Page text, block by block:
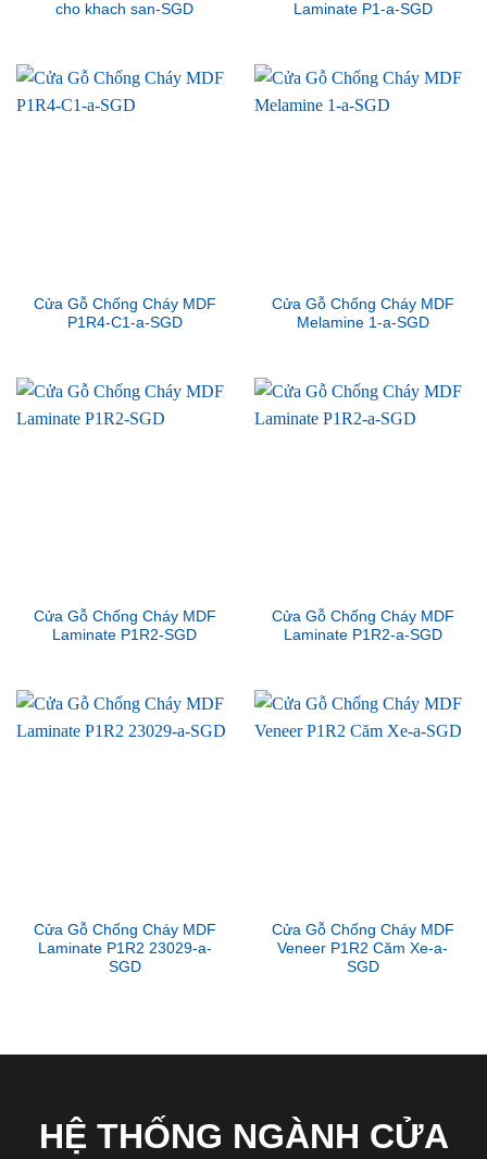
cho khach san-SGD Laminate P1-a-SGD
Cửa Gỗ Chống Cháy MDF
P1R4-C1-a-SGD
Cửa Gỗ Chống Cháy MDF
Melamine 1-a-SGD
Cửa Gỗ Chống Cháy MDF
Laminate P1R2-SGD
Cửa Gỗ Chống Cháy MDF
Laminate P1R2-a-SGD
Cửa Gỗ Chống Cháy MDF
Laminate P1R2 23029-a-
SGD
Cửa Gỗ Chống Cháy MDF
Veneer P1R2 Căm Xe-a-
SGD
HỆ THỐNG NGÀNH CỬA